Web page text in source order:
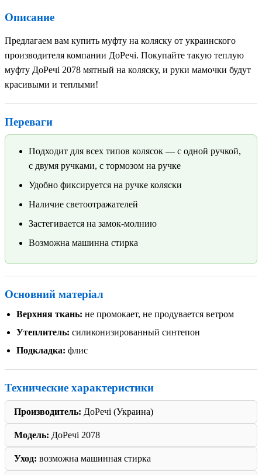
Описание
Предлагаем вам купить муфту на коляску от украинского
производителя компании ДоРечі. Покупайте такую теплую
муфту ДоРечі 2078 мятный на коляску, и руки мамочки будут
красивыми и теплыми!
Переваги
Подходит для всех типов колясок — с одной ручкой,
с двумя ручками, с тормозом на ручке
Удобно фиксируется на ручке коляски
Наличие светоотражателей
Застегивается на замок-молнию
Возможна машинна стирка
Основний матеріал
Верхняя ткань: не промокает, не продувается ветром
Утеплитель: силиконизированный синтепон
Подкладка: флис
Технические характеристики
Производитель: ДоРечі (Украина)
Модель: ДоРечі 2078
Уход: возможна машинная стирка